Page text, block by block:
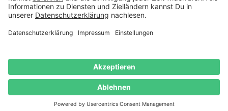
Mitglied im:
Deutschland
Datenschutz Widerrufsrecht
widerrufen